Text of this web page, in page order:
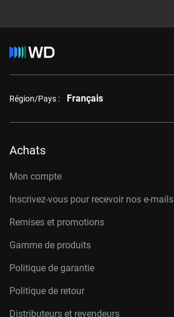
Région/Pays : Français
Achats
Mon compte
Inscrivez-vous pour recevoir nos e-mails
Remises et promotions
Gamme de produits
Politique de garantie
Politique de retour
Distributeurs et revendeurs